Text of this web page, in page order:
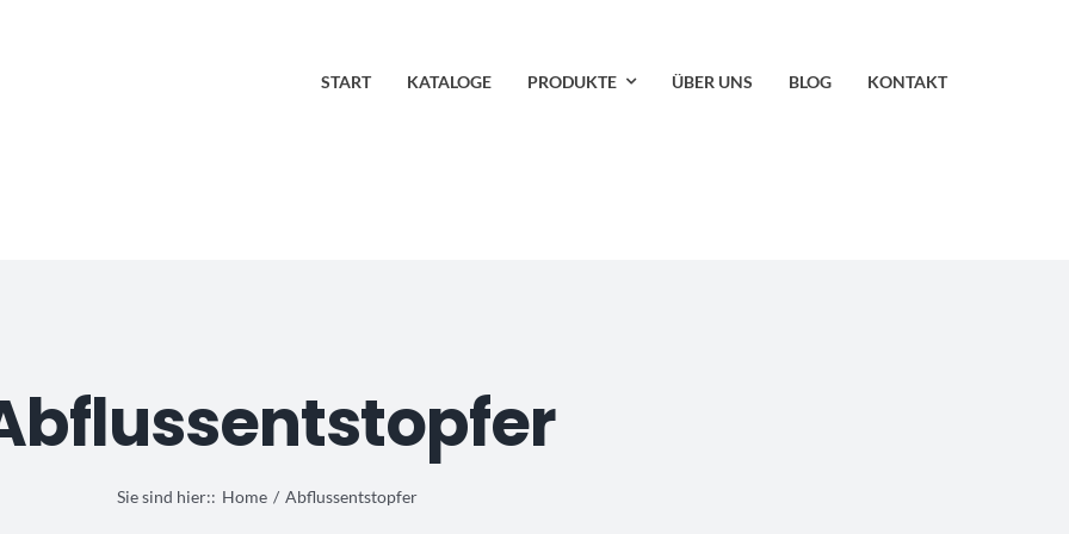
START KATALOGE PRODUKTE ÜBER UNS BLOG KONTAKT
Sie sind hier:: Home Abflussentstopfer